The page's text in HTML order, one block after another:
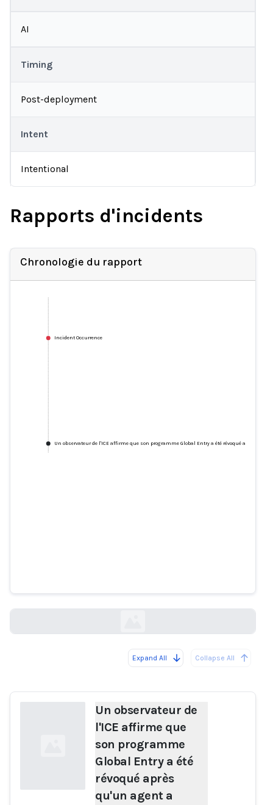
AI
Timing
Post-deployment
Intent
Intentional
Rapports d'incidents
Chronologie du rapport
Incident Occurrence
Un observateur de l'ICE affirme que son programme Global Entry a été révoqué après
Expand All Collapse All
Un observateur de
l'ICE affirme que
son programme
Global Entry a été
révoqué après
qu'un agent a